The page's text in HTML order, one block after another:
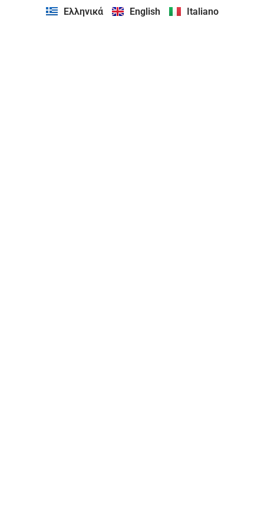
Ελληνικά English Italiano